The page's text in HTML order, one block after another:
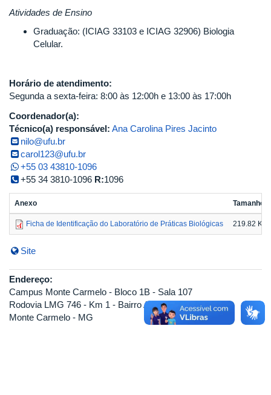
Atividades de Ensino
Graduação: (ICIAG 33103 e ICIAG 32906) Biologia
Celular.
Horário de atendimento:
Segunda a sexta-feira: 8:00 às 12:00h e 13:00 às 17:00h
Coordenador(a):
Técnico(a) responsável: Ana Carolina Pires Jacinto
nilo@ufu.br
carol123@ufu.br
+55 03 43810-1096
+55 34 3810-1096 R:1096
Anexo Tamanho
Ficha de Identificação do Laboratório de Práticas Biológicas 219.82 KB
Site
Endereço:
Campus Monte Carmelo - Bloco 1B - Sala 107
Rodovia LMG 746 - Km 1 - Bairro Araras
Monte Carmelo - MG